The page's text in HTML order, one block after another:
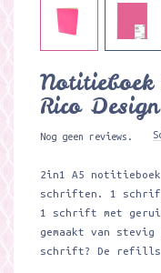
Rico
Nog geen reviews.
2in1 A5
schriften. 1
1 schrift met
gemaakt van
schrift? De